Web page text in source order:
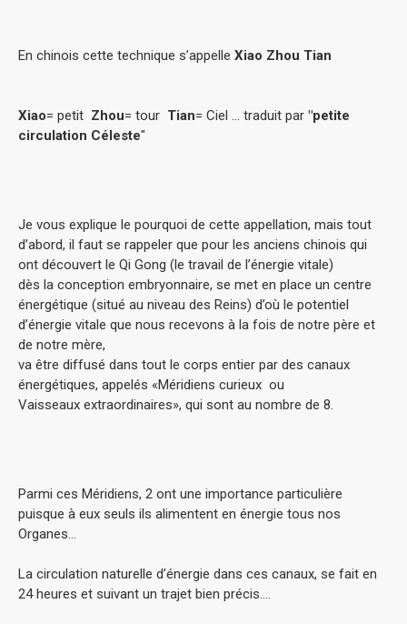
En chinois cette technique s’appelle Xiao Zhou Tian
Xiao= petit Zhou= tour Tian= Ciel ... traduit par "petite
circulation Céleste"
Je vous explique le pourquoi de cette appellation, mais tout
d’abord, il faut se rappeler que pour les anciens chinois qui
ont découvert le Qi Gong (le travail de l’énergie vitale)
dès la conception embryonnaire, se met en place un centre
énergétique (situé au niveau des Reins) d’où le potentiel
d’énergie vitale que nous recevons à la fois de notre père et
de notre mère,
va être diffusé dans tout le corps entier par des canaux
énergétiques, appelés «Méridiens curieux ou
Vaisseaux extraordinaires», qui sont au nombre de 8.
Parmi ces Méridiens, 2 ont une importance particulière
puisque à eux seuls ils alimentent en énergie tous nos
Organes…
La circulation naturelle d’énergie dans ces canaux, se fait en
24 heures et suivant un trajet bien précis….